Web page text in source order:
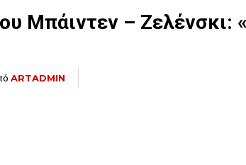
Μπάιντεν – Ζελένσκι:
ARTADMIN